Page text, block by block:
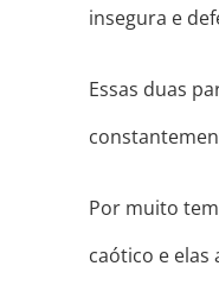
insegura e
Essas duas
Por muito
caótico e